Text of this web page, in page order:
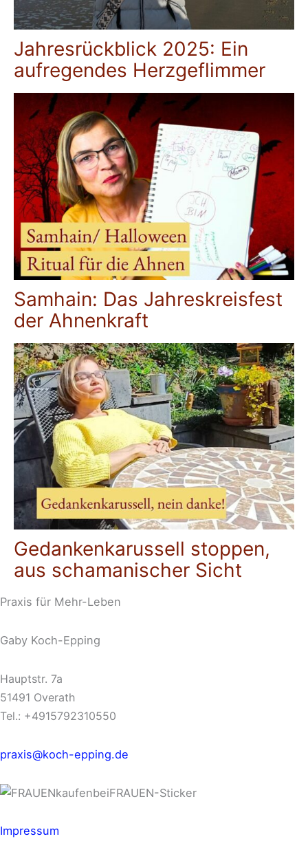
Jahresrückblick 2025: Ein
aufregendes Herzgeflimmer
Samhain: Das Jahreskreisfest
der Ahnenkraft
Gedankenkarussell stoppen,
aus schamanischer Sicht
Praxis für Mehr-Leben
Gaby Koch-Epping
Hauptstr. 7a
51491 Overath
Tel.: +4915792310550
praxis@koch-epping.de
Impressum